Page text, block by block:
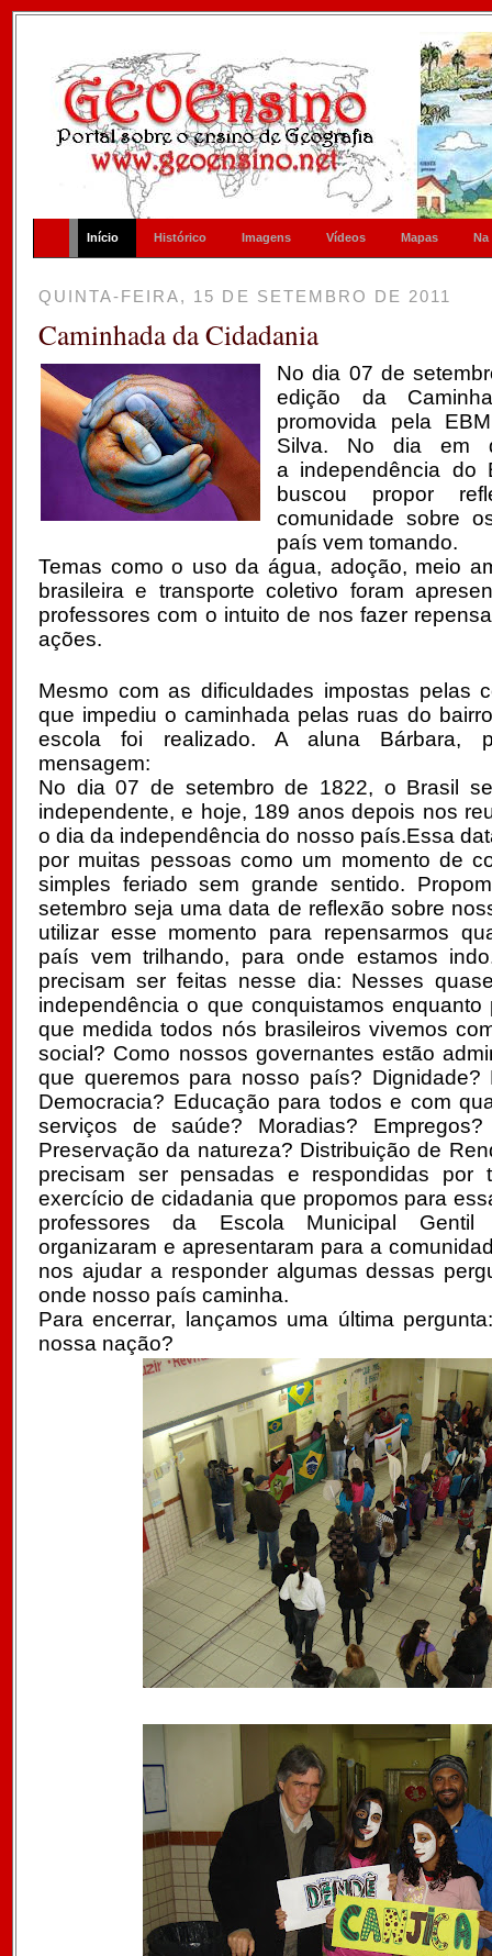
Início Histórico Imagens Vídeos Mapas Na
QUINTA-FEIRA, 15 DE SETEMBRO DE 2011
Caminhada da Cidadania
No dia 07 de
edição da
promovida pela
Silva. No dia em
a independência do
buscou propor
comunidade sobre
país vem tomando.
Temas como o uso da água, adoção, meio
brasileira e transporte coletivo foram
professores com o intuito de nos fazer
ações.
Mesmo com as dificuldades impostas pelas
que impediu o caminhada pelas ruas do
escola foi realizado. A aluna Bárbara,
mensagem:
No dia 07 de setembro de 1822, o Brasil
independente, e hoje, 189 anos depois nos
o dia da independência do nosso país.Essa
por muitas pessoas como um momento de
simples feriado sem grande sentido.
setembro seja uma data de reflexão sobre
utilizar esse momento para repensarmos
país vem trilhando, para onde estamos
precisam ser feitas nesse dia: Nesses
independência o que conquistamos
que medida todos nós brasileiros vivemos
social? Como nossos governantes estão
que queremos para nosso país? Dignidade?
Democracia? Educação para todos e com
serviços de saúde? Moradias? Empregos?
Preservação da natureza? Distribuição de
precisam ser pensadas e respondidas
exercício de cidadania que propomos para
professores da Escola Municipal
organizaram e apresentaram para a
nos ajudar a responder algumas dessas
onde nosso país caminha.
Para encerrar, lançamos uma última
nossa nação?